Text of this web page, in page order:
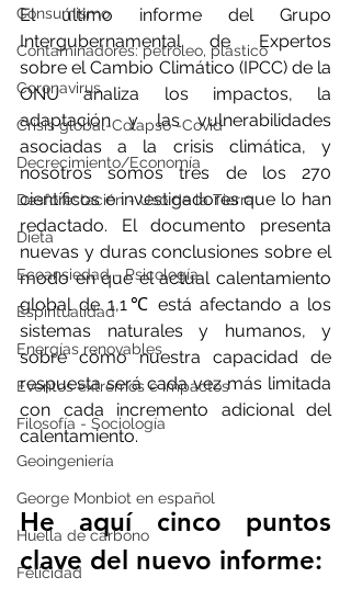
Consumismo
Contaminadores: petróleo, plástico
Coronavirus
Crisis global-Colapso -Covid
Decrecimiento/Economía
Desforestación - Uso de la Tierra
Dieta
Ecoansiedad - Psicología
Espiritualidad
Energías renovables
Eventos extremos e impactos
Filosofía - Sociología
Geoingeniería
George Monbiot en español
Huella de carbono
Felicidad
El último informe del Grupo
Intergubernamental de Expertos
sobre el Cambio Climático (IPCC) de la
ONU analiza los impactos, la
adaptación y las vulnerabilidades
asociadas a la crisis climática, y
nosotros somos tres de los 270
científicos e investigadores que lo han
redactado. El documento presenta
nuevas y duras conclusiones sobre el
modo en que el actual calentamiento
global de 1,1℃ está afectando a los
sistemas naturales y humanos, y
sobre cómo nuestra capacidad de
respuesta será cada vez más limitada
con cada incremento adicional del
calentamiento.
He aquí cinco puntos
clave del nuevo informe: